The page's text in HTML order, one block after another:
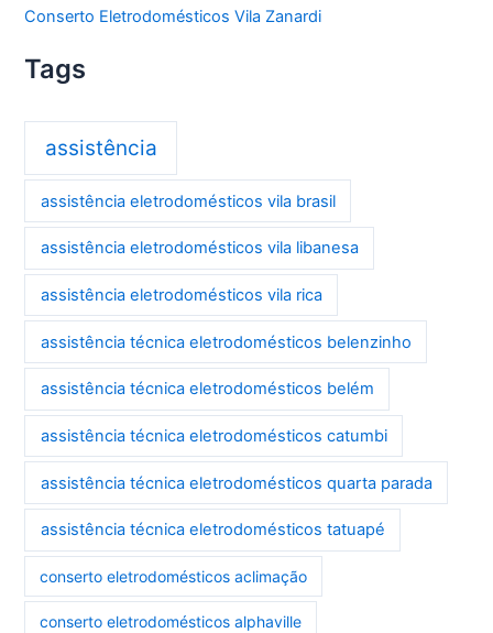
Conserto Eletrodomésticos Vila Zanardi
Tags
assistência
assistência eletrodomésticos vila brasil
assistência eletrodomésticos vila libanesa
assistência eletrodomésticos vila rica
assistência técnica eletrodomésticos belenzinho
assistência técnica eletrodomésticos belém
assistência técnica eletrodomésticos catumbi
assistência técnica eletrodomésticos quarta parada
assistência técnica eletrodomésticos tatuapé
conserto eletrodomésticos aclimação
conserto eletrodomésticos alphaville